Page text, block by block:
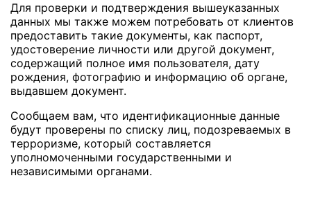
Для проверки и подтверждения вышеуказанных
данных мы также можем потребовать от клиентов
предоставить такие документы, как паспорт,
удостоверение личности или другой документ,
содержащий полное имя пользователя, дату
рождения, фотографию и информацию об органе,
выдавшем документ.
Сообщаем вам, что идентификационные данные
будут проверены по списку лиц, подозреваемых в
терроризме, который составляется
уполномоченными государственными и
независимыми органами.